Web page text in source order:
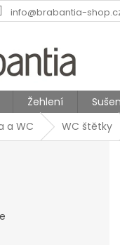
info@brabantia-
Žehlení
a WC WC štětky